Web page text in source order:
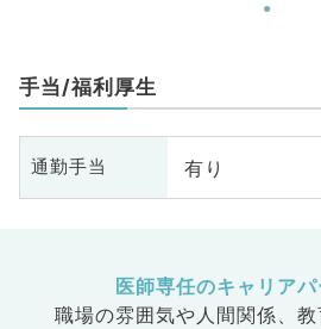
手当/福利厚生
通勤手当 有り
医師専任のキャリア
職場の雰囲気や人間関係、